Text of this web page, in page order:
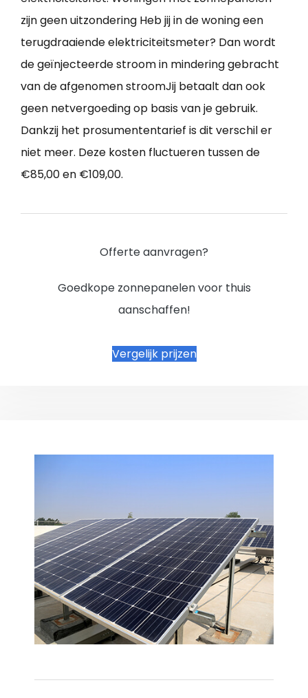
zijn geen uitzondering Heb jij in de woning een
terugdraaiende elektriciteitsmeter? Dan wordt
de geïnjecteerde stroom in mindering gebracht
van de afgenomen stroomJij betaalt dan ook
geen netvergoeding op basis van je gebruik.
Dankzij het prosumententarief is dit verschil er
niet meer. Deze kosten fluctueren tussen de
€85,00 en €109,00.
Offerte aanvragen?
Goedkope zonnepanelen voor thuis
aanschaffen!
Vergelijk prijzen